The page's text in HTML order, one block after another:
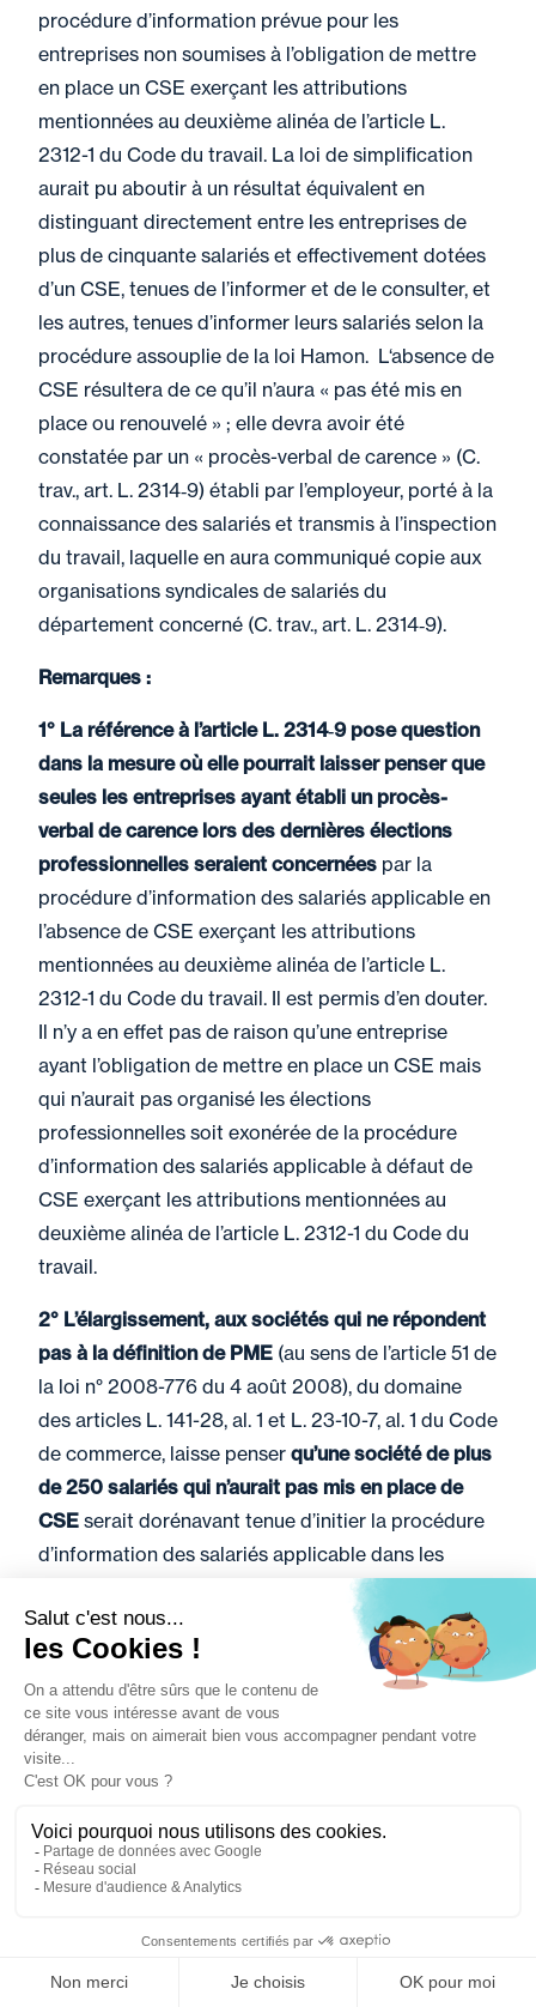
Filtrer
procédure d’information prévue pour les
entreprises non soumises à l’obligation de mettre
en place un CSE exerçant les attributions
mentionnées au deuxième alinéa de l’article L.
2312-1 du Code du travail. La loi de simplification
aurait pu aboutir à un résultat équivalent en
distinguant directement entre les entreprises de
plus de cinquante salariés et effectivement dotées
d’un CSE, tenues de l’informer et de le consulter, et
les autres, tenues d’informer leurs salariés selon la
procédure assouplie de la loi Hamon. L‘absence de
CSE résultera de ce qu’il n’aura « pas été mis en
place ou renouvelé » ; elle devra avoir été
constatée par un « procès-verbal de carence » (C.
trav., art. L. 2314‑9) établi par l’employeur, porté à la
connaissance des salariés et transmis à l’inspection
du travail, laquelle en aura communiqué copie aux
organisations syndicales de salariés du
département concerné (C. trav., art. L. 2314‑9).
Remarques :
1° La référence à l’article L. 2314‑9 pose question
dans la mesure où elle pourrait laisser penser que
seules les entreprises ayant établi un procès-
verbal de carence lors des dernières élections
professionnelles seraient concernées par la
procédure d’information des salariés applicable en
l’absence de CSE exerçant les attributions
mentionnées au deuxième alinéa de l’article L.
2312-1 du Code du travail. Il est permis d’en douter.
Il n’y a en effet pas de raison qu’une entreprise
ayant l’obligation de mettre en place un CSE mais
qui n’aurait pas organisé les élections
professionnelles soit exonérée de la procédure
d’information des salariés applicable à défaut de
CSE exerçant les attributions mentionnées au
deuxième alinéa de l’article L. 2312-1 du Code du
travail.
2° L’élargissement, aux sociétés qui ne répondent
pas à la définition de PME (au sens de l’article 51 de
la loi n° 2008-776 du 4 août 2008), du domaine
des articles L. 141-28, al. 1 et L. 23-10-7, al. 1 du Code
de commerce, laisse penser qu’une société de plus
de 250 salariés qui n’aurait pas mis en place de
CSE serait dorénavant tenue d’initier la procédure
d’information des salariés applicable dans les
entreprises non soumises à l’obligation de mettre
en place un CSE exerçant les attributions
mentionnées au deuxième alinéa de l’article L.
2312-1 du Code du travail. Auparavant, par
application du texte dans la rédaction antérieure,
cette société se serait trouvée hors champ
d’application de ces dispositions.
Loi n° 2026-403 du 26 mai 2026 de simplification
de la vie économique